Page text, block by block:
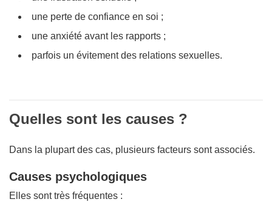
une perte de confiance en soi ;
une anxiété avant les rapports ;
parfois un évitement des relations sexuelles.
Quelles sont les causes ?
Dans la plupart des cas, plusieurs facteurs sont associés.
Causes psychologiques
Elles sont très fréquentes :